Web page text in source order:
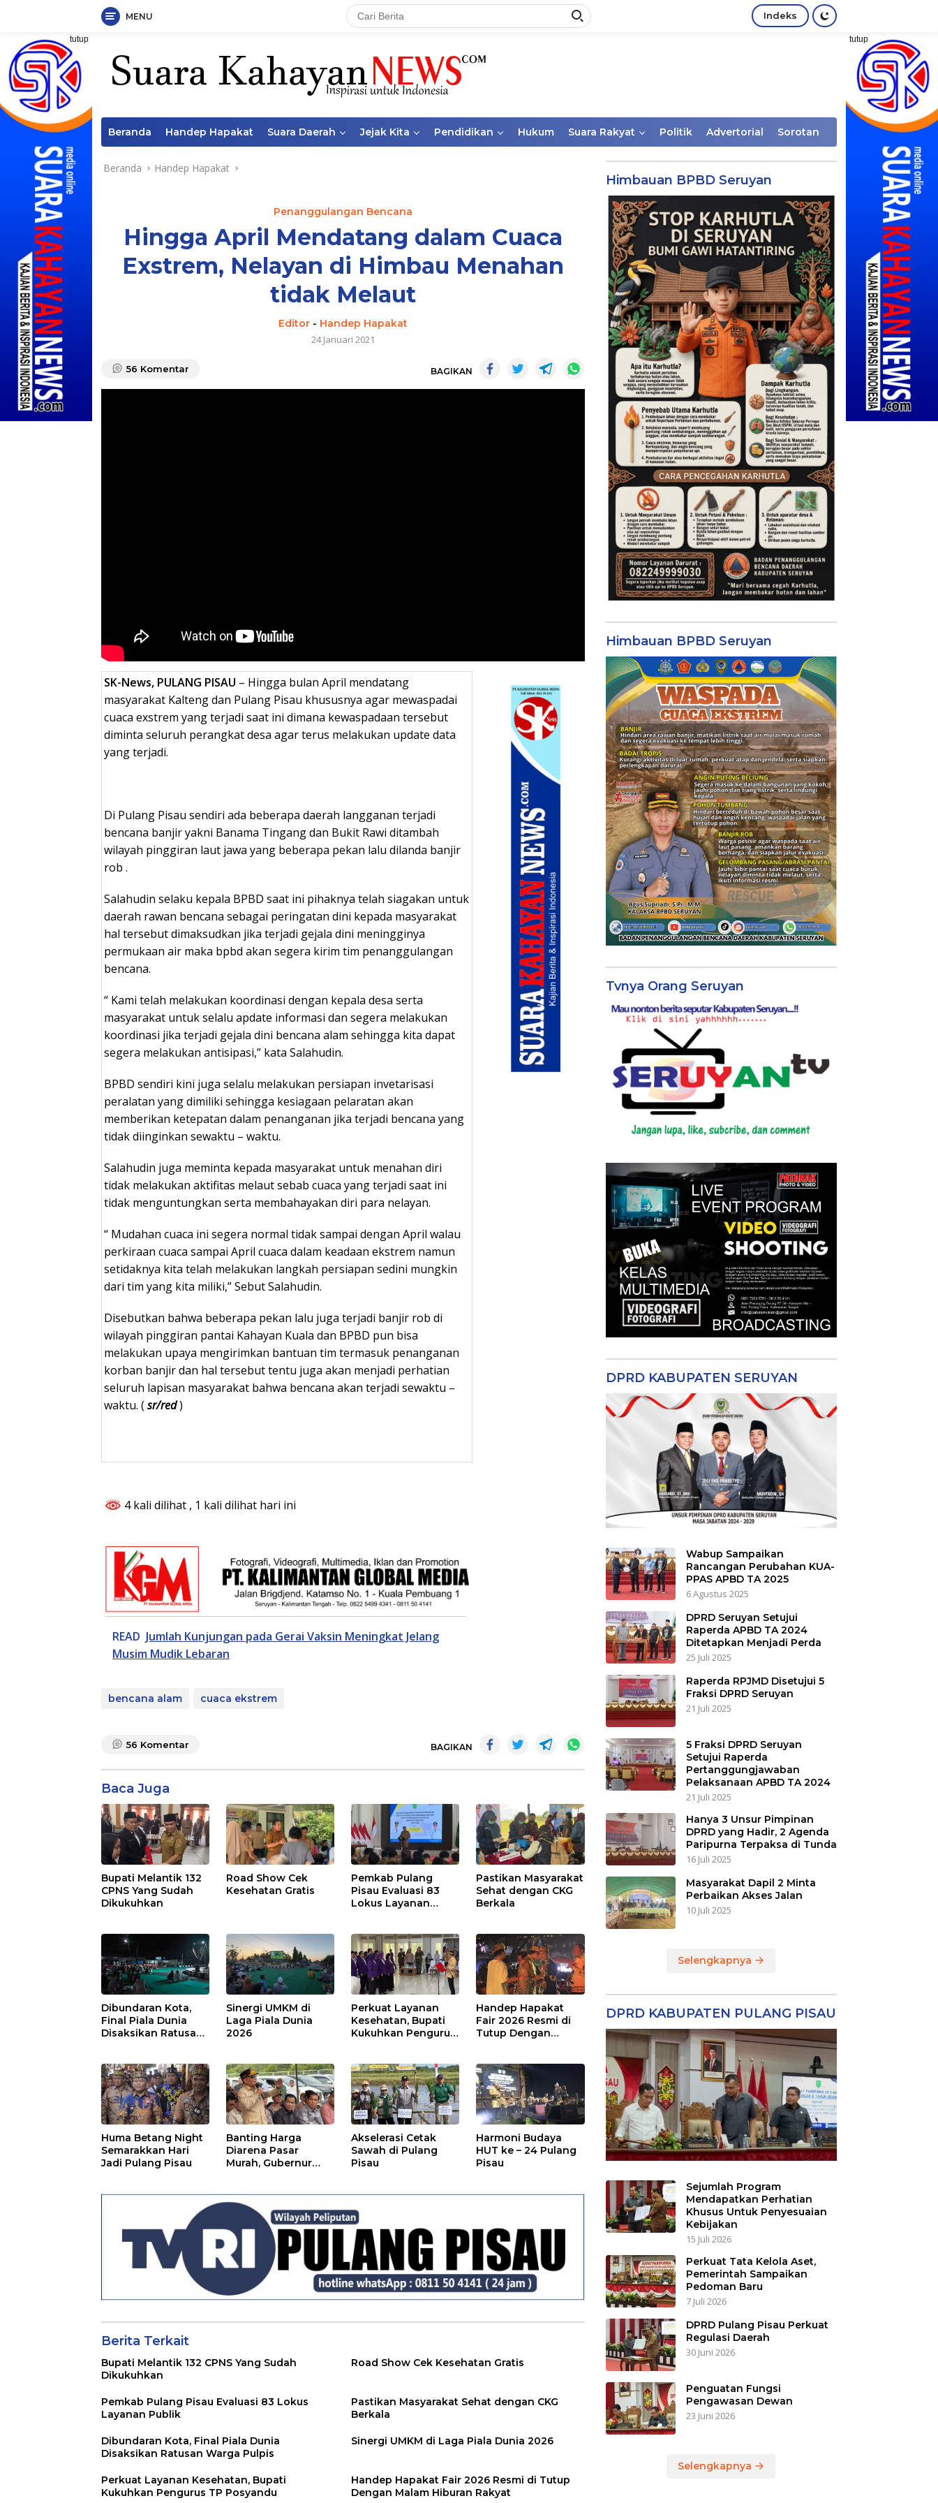
Langsung
konten
MENU Indeks
tutup tutup
Beranda Handep Hapakat Suara Daerah Jejak Kita Pendidikan Hukum Suara Rakyat Politik Advertorial Sorotan
Beranda Handep Hapakat
Penanggulangan Bencana
Hingga April Mendatang dalam Cuaca
Exstrem, Nelayan di Himbau Menahan
tidak Melaut
Editor- Handep Hapakat
24 Januari 2021
56 Komentar BAGIKAN
SK-News, PULANG PISAU – Hingga bulan April mendatang
masyarakat Kalteng dan Pulang Pisau khususnya agar mewaspadai
cuaca exstrem yang terjadi saat ini dimana kewaspadaan tersebut
diminta seluruh perangkat desa agar terus melakukan update data
yang terjadi.
Di Pulang Pisau sendiri ada beberapa daerah langganan terjadi
bencana banjir yakni Banama Tingang dan Bukit Rawi ditambah
wilayah pinggiran laut jawa yang beberapa pekan lalu dilanda banjir
rob .
Salahudin selaku kepala BPBD saat ini pihaknya telah siagakan untuk
daerah rawan bencana sebagai peringatan dini kepada masyarakat
hal tersebut dimaksudkan jika terjadi gejala dini meningginya
permukaan air maka bpbd akan segera kirim tim penanggulangan
bencana.
“ Kami telah melakukan koordinasi dengan kepala desa serta
masyarakat untuk selalu apdate informasi dan segera melakukan
koordinasi jika terjadi gejala dini bencana alam sehingga kita dapat
segera melakukan antisipasi,” kata Salahudin.
BPBD sendiri kini juga selalu melakukan persiapan invetarisasi
peralatan yang dimiliki sehingga kesiagaan pelaratan akan
memberikan ketepatan dalam penanganan jika terjadi bencana yang
tidak diinginkan sewaktu – waktu.
Salahudin juga meminta kepada masyarakat untuk menahan diri
tidak melakukan aktifitas melaut sebab cuaca yang terjadi saat ini
tidak menguntungkan serta membahayakan diri para nelayan.
“ Mudahan cuaca ini segera normal tidak sampai dengan April walau
perkiraan cuaca sampai April cuaca dalam keadaan ekstrem namun
setidaknya kita telah melakukan langkah persiapan sedini mungkin
dari tim yang kita miliki,” Sebut Salahudin.
Disebutkan bahwa beberapa pekan lalu juga terjadi banjir rob di
wilayah pinggiran pantai Kahayan Kuala dan BPBD pun bisa
melakukan upaya mengirimkan bantuan tim termasuk penanganan
korban banjir dan hal tersebut tentu juga akan menjadi perhatian
seluruh lapisan masyarakat bahwa bencana akan terjadi sewaktu –
waktu. (sr/red)
4 kali dilihat , 1 kali dilihat hari ini
READ Jumlah Kunjungan pada Gerai Vaksin Meningkat Jelang
Musim Mudik Lebaran
bencana alam cuaca ekstrem
56 Komentar BAGIKAN
Baca Juga
Bupati Melantik 132
CPNS Yang Sudah
Dikukuhkan
Road Show Cek
Kesehatan Gratis
Pemkab Pulang
Pisau Evaluasi 83
Lokus Layanan
Pastikan Masyarakat
Sehat dengan CKG
Berkala
Dibundaran Kota,
Final Piala Dunia
Disaksikan Ratusan
Sinergi UMKM di
Laga Piala Dunia
2026
Perkuat Layanan
Kesehatan, Bupati
Kukuhkan Pengurus
Handep Hapakat
Fair 2026 Resmi di
Tutup Dengan
Huma Betang Night
Semarakkan Hari
Jadi Pulang Pisau
Banting Harga
Diarena Pasar
Murah, Gubernur
Akselerasi Cetak
Sawah di Pulang
Pisau
Harmoni Budaya
HUT ke – 24 Pulang
Pisau
Berita Terkait
Bupati Melantik 132 CPNS Yang Sudah
Dikukuhkan
Road Show Cek Kesehatan Gratis
Pemkab Pulang Pisau Evaluasi 83 Lokus
Layanan Publik
Pastikan Masyarakat Sehat dengan CKG
Berkala
Dibundaran Kota, Final Piala Dunia
Disaksikan Ratusan Warga Pulpis
Sinergi UMKM di Laga Piala Dunia 2026
Perkuat Layanan Kesehatan, Bupati
Kukuhkan Pengurus TP Posyandu
Handep Hapakat Fair 2026 Resmi di Tutup
Dengan Malam Hiburan Rakyat
Himbauan BPBD Seruyan
Himbauan BPBD Seruyan
Tvnya Orang Seruyan
DPRD KABUPATEN SERUYAN
Wabup Sampaikan
Rancangan Perubahan KUA-
PPAS APBD TA 2025
6 Agustus 2025
DPRD Seruyan Setujui
Raperda APBD TA 2024
Ditetapkan Menjadi Perda
25 Juli 2025
Raperda RPJMD Disetujui 5
Fraksi DPRD Seruyan
21 Juli 2025
5 Fraksi DPRD Seruyan
Setujui Raperda
Pertanggungjawaban
Pelaksanaan APBD TA 2024
21 Juli 2025
Hanya 3 Unsur Pimpinan
DPRD yang Hadir, 2 Agenda
Paripurna Terpaksa di Tunda
16 Juli 2025
Masyarakat Dapil 2 Minta
Perbaikan Akses Jalan
10 Juli 2025
Selengkapnya
DPRD KABUPATEN PULANG PISAU
Sejumlah Program
Mendapatkan Perhatian
Khusus Untuk Penyesuaian
Kebijakan
15 Juli 2026
Perkuat Tata Kelola Aset,
Pemerintah Sampaikan
Pedoman Baru
7 Juli 2026
DPRD Pulang Pisau Perkuat
Regulasi Daerah
30 Juni 2026
Penguatan Fungsi
Pengawasan Dewan
23 Juni 2026
Selengkapnya